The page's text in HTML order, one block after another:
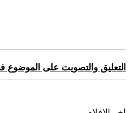
التعليق والتصويت على الموضوع